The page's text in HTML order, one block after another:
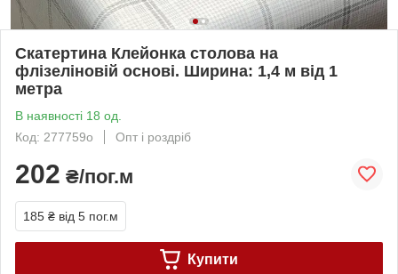
Скатертина Клейонка столова на
флізеліновій основі. Ширина: 1,4 м від 1
метра
В наявності 18 од.
Код: 277759о
Опт і роздріб
202 ₴/пог.м
185 ₴ від 5 пог.м
Купити